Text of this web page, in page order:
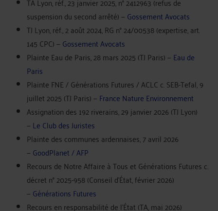
suspension du second arrêté) — Gossement Avocats
TJ Lyon, réf., 2 août 2024, RG n° 24/00538 (expertise, art.
145 CPC) — Gossement Avocats
Plainte Eau de Paris, 28 mars 2025 (TJ Paris) — Eau de
Paris
Plainte FNE / Générations Futures / ACLC c. SEB-Tefal, 9
juillet 2025 (TJ Paris) — France Nature Environnement
Assignation des 192 riverains, 29 janvier 2026 (TJ Lyon)
— Le Club des Juristes
Plainte des communes ardennaises, 7 avril 2026
— GoodPlanet / AFP
Recours de Notre Affaire à Tous et Générations Futures c.
décret n° 2025-958 (Conseil d'État, février 2026)
— Générations Futures
Recours en responsabilité de l'État (TA, mai 2026)